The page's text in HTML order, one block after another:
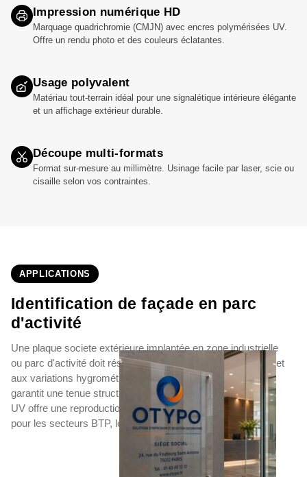
Impression numérique HD
Marquage quadrichromie (CMJN) avec encres polymérisées UV.
Offre un rendu photo et des couleurs éclatantes.
Usage polyvalent
Matériau tout-terrain idéal pour une signalétique intérieure élégante
et un affichage extérieur durable.
Découpe multi-formats
Format sur-mesure au millimètre. Usinage facile par laser, scie ou
cisaille selon vos contraintes.
APPLICATIONS
Identification de façade en parc
d'activité
Une plaque societe extérieure implantée en zone industrielle
ou parc d'activité doit résister aux UV, aux cycles gel/dégel et
aux variations hygrométriques. L'aluminium anodisé brossé
garantit une tenue structurelle durable. Le plexiglas imprimé
UV offre une reproduction quadrichromie fidèle au logotype
pour les secteurs BTP, logistique ou énergie.